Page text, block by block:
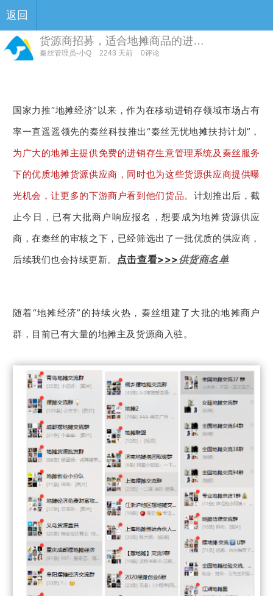
返回
货源商招募，适合地摊商品的进…
秦丝管理员-小Q 2243 天前 0评论
国家力推“地摊经济”以来，作为在移动进销存领域市场占有
率一直遥遥领先的秦丝科技推出“秦丝无忧地摊扶持计划”，
为广大的地摊主提供免费的进销存生意管理系统及秦丝服务
下的优质地摊货源供应商，同时也为这些货源供应商提供曝
光机会，让更多的下游商户看到他们货品。 计划推出后，截
止今日，已有大批商户响应报名，想要成为地摊货源供应
商，在秦丝的审核之下，已经筛选出了一批优质的供应商，
后续我们也会持续更新。
点击查看>>>供货商名单
随着“地摊经济”的持续火热，秦丝组建了大批的地摊商户
群，目前已有大量的地摊主及货源商入驻。